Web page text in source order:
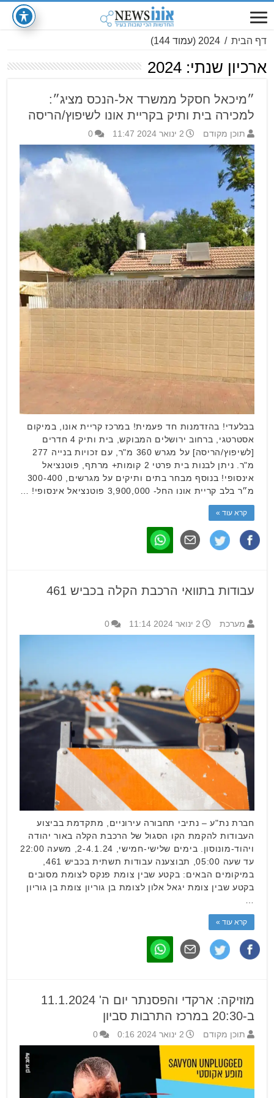
דף הבית /
2024 (עמוד 144)
ארכיון שנתי:2024
״מיכאל חסקל ממשרד אל-הנכס מציג״:
למכירה בית ותיק בקריית אונו לשיפוץ/הריסה
תוכן מקודם 2 ינואר 2024 11:47 0
בבלעדי! בהזדמנות חד פעמית! במרכז קריית אונו, במיקום
אסטרטגי, ברחוב ירושלים המבוקש, בית ותיק 4 חדרים
[לשיפוץ/הריסה] על מגרש 360 מ"ר, עם זכויות בנייה 277
מ"ר. ניתן לבנות בית פרטי 2 קומות+ מרתף, פוטנציאל
אינסופי! בנוסף מבחר בתים ותיקים על מגרשים, 300-400
מ״ר בלב קריית אונו החל- 3,900,000 פוטנציאל אינסופי! …
קרא עוד »
עבודות בתוואי הרכבת הקלה בכביש 461
מערכת 2 ינואר 2024 11:14 0
חברת נת"ע – נתיבי תחבורה עירוניים, מתקדמת בביצוע
העבודות להקמת הקו הסגול של הרכבת הקלה באור יהודה
ויהוד-מונוסון. בימים שלישי-חמישי, 2-4.1.24, משעה 22:00
עד שעה 05:00, תבוצענה עבודות תשתית בכביש 461,
במיקומים הבאים: בקטע שבין צומת פנקס לצומת מסובים
בקטע שבין צומת יגאל אלון לצומת בן גוריון צומת בן גוריון
…
קרא עוד »
מוזיקה: ארקדי והפסנתר יום ה' 11.1.2024
ב-20:30 במרכז התרבות סביון
תוכן מקודם 2 ינואר 2024 0:16 0